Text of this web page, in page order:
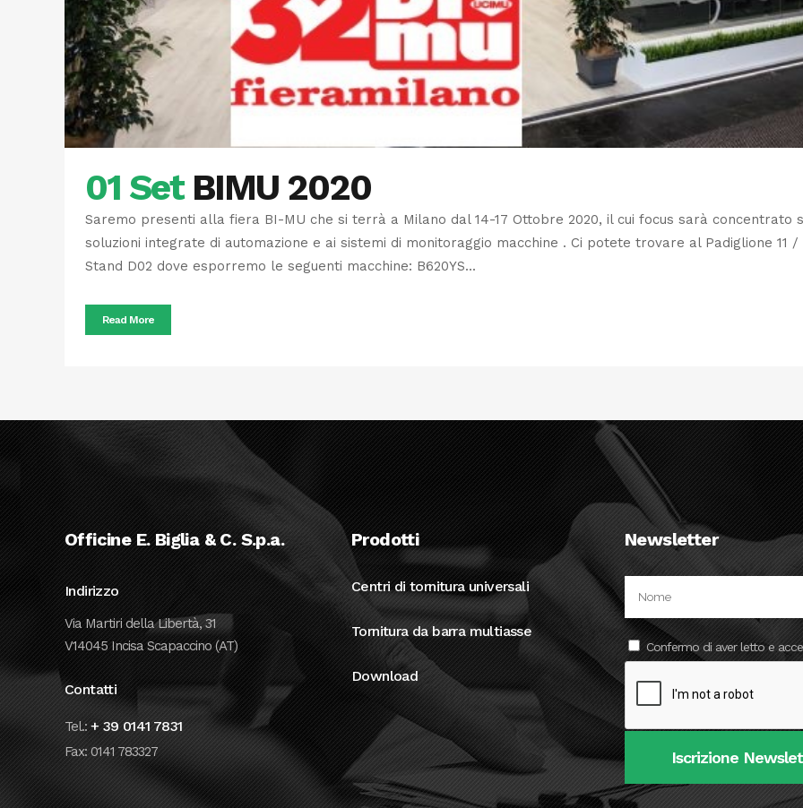
01 Set BIMU 2020
Saremo presenti alla fiera BI-MU che si terrà a Milano dal 14-17 Ottobre 2020, il cui focus sarà concentrato
soluzioni integrate di automazione e ai sistemi di monitoraggio macchine . Ci potete trovare al Padiglione 11 /
Stand D02 dove esporremo le seguenti macchine: B620YS...
Read More
Officine E. Biglia & C. S.p.a.
Indirizzo
Via Martiri della Libertà, 31
V14045 Incisa Scapaccino (AT)
Contatti
Tel.:+ 39 0141 7831
Fax: 0141 783327
Prodotti
Centri di tornitura universali
Tornitura da barra multiasse
Download
Newsletter
Confermo di aver letto e